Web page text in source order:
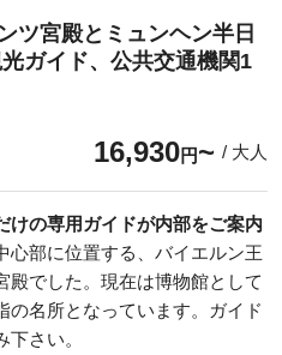
ツ宮殿とミュンヘン半日
ガイド、公共交通機関1
16,930円 / 大人
けの専用ガイドが内部をご案内
心部に位置する、バイエルン王
殿でした。現在は博物館として
の名所となっています。ガイド
さい。